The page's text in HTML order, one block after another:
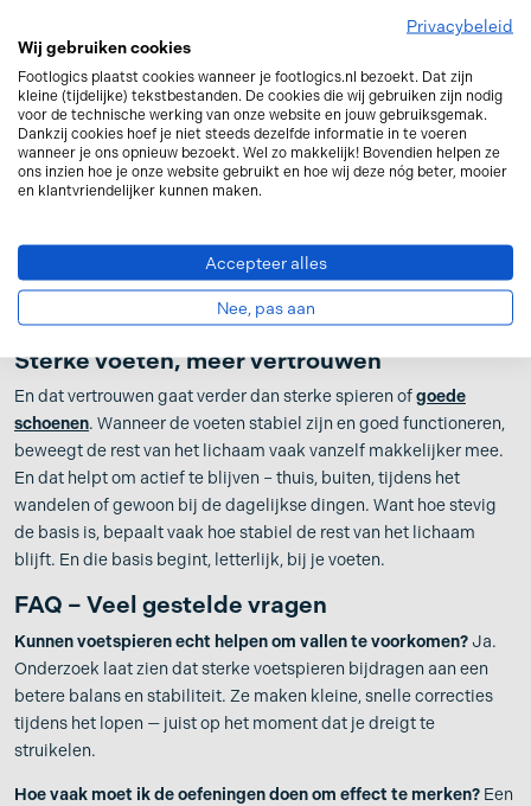
De sterkste combinatie: trainen én
ondersteunen
In de praktijk blijkt de beste aanpak een combinatie van twee
dingen:
Trainen– sterke voetspieren met eenvoudige oefeningen. Dat
houdt de spieren sterk en actief.
Samen helpen ze om stabieler te lopen, meer vertrouwen te
krijgen in bewegen en de kans op vallen te verkleinen en de kans
op vallen te verkleinen.
Sterke voeten, meer vertrouwen
En dat vertrouwen gaat verder dan sterke spieren ofgoede
schoenen. Wanneer de voeten stabiel zijn en goed functioneren,
beweegt de rest van het lichaam vaak vanzelf makkelijker mee.
En dat helpt om actief te blijven – thuis, buiten, tijdens het
wandelen of gewoon bij de dagelijkse dingen. Want hoe stevig
de basis is, bepaalt vaak hoe stabiel de rest van het lichaam
blijft. En die basis begint, letterlijk, bij je voeten.
FAQ – Veel gestelde vragen
Kunnen voetspieren echt helpen om vallen te voorkomen? Ja.
Onderzoek laat zien dat sterke voetspieren bijdragen aan een
betere balans en stabiliteit. Ze maken kleine, snelle correcties
tijdens het lopen — juist op het moment dat je dreigt te
struikelen.
Hoe vaak moet ik de oefeningen doen om effect te merken? Een
Privacybeleid
Wij gebruiken cookies
Footlogics plaatst cookies wanneer je footlogics.nl bezoekt. Dat zijn
kleine (tijdelijke) tekstbestanden. De cookies die wij gebruiken zijn nodig
voor de technische werking van onze website en jouw gebruiksgemak.
Dankzij cookies hoef je niet steeds dezelfde informatie in te voeren
wanneer je ons opnieuw bezoekt. Wel zo makkelijk! Bovendien helpen ze
ons inzien hoe je onze website gebruikt en hoe wij deze nóg beter, mooier
en klantvriendelijker kunnen maken.
Accepteer alles
Nee, pas aan